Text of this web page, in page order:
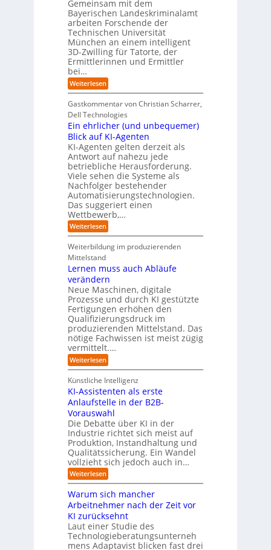
n
R
o
u
t
e
-
H
e
r
s
t
e
l
l
e
r
n
a
t
e
n
K
I
-
r
o
j
e
k
t
e
i
n
d
e
r
I
n
d
u
s
t
r
i
e
e
m
ö
g
l
i
c
h
e
n
k
e
n
d
e
s
C
b
e
r
r
s
i
k
o
,
w
a
c
h
s
e
n
d
e
R
a
n
o
m
w
a
r
e
-
G
e
f
a
h
w
e
i
t
e
s
L
e
e
n
f
ü
r
I
n
d
u
s
t
r
i
e
r
o
b
o
t
r
Gemeinsam mit dem
Bayerischen Landeskriminalamt
arbeiten Forschende der
Technischen Universität
München an einem intelligent
3D-Zwilling für Tatorte, der
Ermittlerinnen und Ermittler
bei…
Weiterlesen:
E
n
3
D
-
Z
w
i
l
l
i
n
g
f
ü
r
T
t
o
r
t
Gastkommentar von Christian Scharrer,
Dell Technologies
Ein ehrlicher (und unbequemer)
Blick auf KI-Agenten
KI-Agenten gelten derzeit als
Antwort auf nahezu jede
betriebliche Herausforderung.
Viele sehen die Systeme als
Nachfolger bestehender
Automatisierungstechnologien.
Das suggeriert einen
Wettbewerb,…
Weiterlesen:
E
n
e
h
r
l
i
c
h
e
r
(
u
n
d
u
n
e
q
u
e
m
e
r
)
B
l
i
k
a
u
f
K
I
-
Weiterbildung im produzierenden
Mittelstand
Lernen muss auch Abläufe
verändern
Neue Maschinen, digitale
Prozesse und durch KI gestützte
Fertigungen erhöhen den
Qualifizierungsdruck im
produzierenden Mittelstand. Das
nötige Fachwissen ist meist zügig
vermittelt.…
Weiterlesen:
L
e
r
n
e
n
m
u
s
s
a
u
c
h
A
b
l
u
f
e
v
Künstliche Intelligenz
KI-Assistenten als erste
Anlaufstelle in der B2B-
Vorauswahl
Die Debatte über KI in der
Industrie richtet sich meist auf
Produktion, Instandhaltung und
Qualitätssicherung. Ein Wandel
vollzieht sich jedoch auch in…
Weiterlesen:
K
I
-
A
s
s
i
s
Warum sich mancher
Arbeitnehmer nach der Zeit vor
KI zurücksehnt
Laut einer Studie des
Technologieberatungsunterneh
mens Adaptavist blicken fast drei